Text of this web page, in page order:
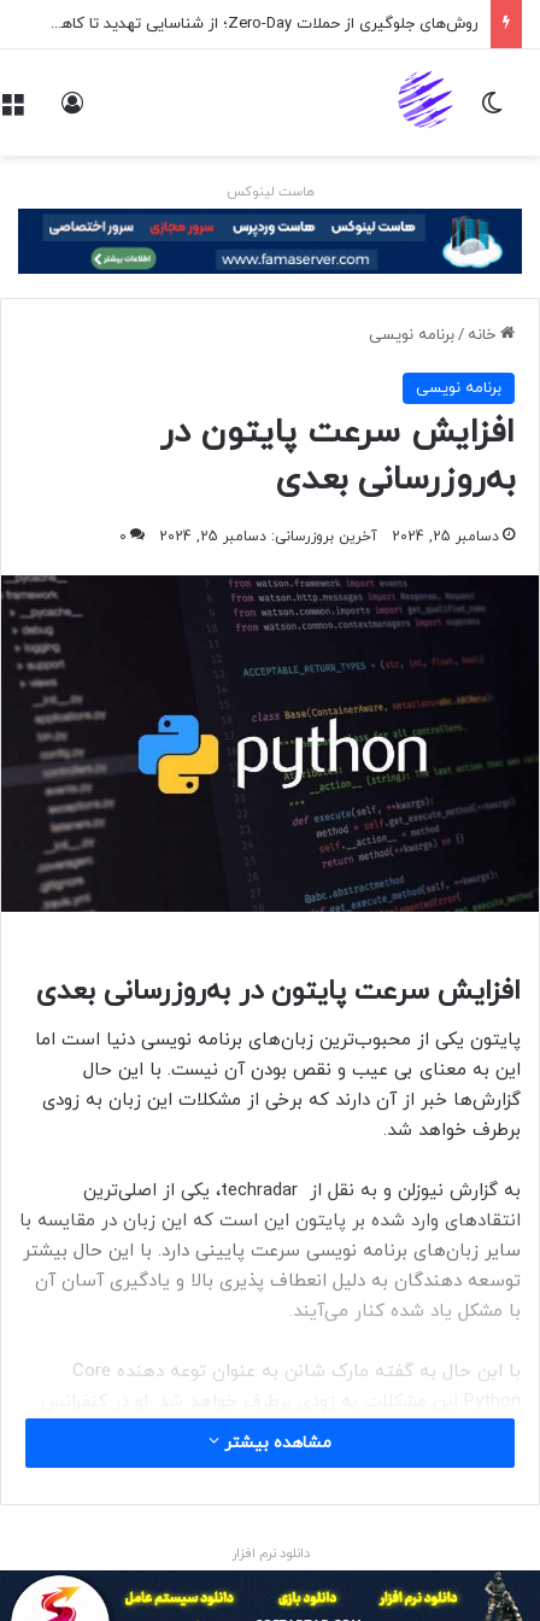
روش‌های جلوگیری از حملات Zero-Day؛ از شناسایی تهدید تا کاهش ریسک
تغییر پوسته
هاست لینوکس
خانه /برنامه نويسی
برنامه نويسی
افزایش سرعت پایتون در
به‌روزرسانی بعدی
دسامبر 25, 2024 آخرین بروزرسانی: دسامبر 25, 2024 0
افزایش سرعت پایتون در به‌روزرسانی بعدی
پایتون یکی از محبوب‌ترین زبان‌های برنامه نویسی دنیا است اما
این به معنای بی عیب و نقص بودن آن نیست. با این حال
گزارش‌ها خبر از آن دارند که برخی از مشکلات این زبان به زودی
برطرف خواهد شد.
به گزارش نیوزلن و به نقل از techradar، یکی از اصلی‌ترین
انتقادهای وارد شده بر پایتون این است که این زبان در مقایسه با
سایر زبان‌های برنامه نویسی سرعت پایینی دارد. با این حال بیشتر
توسعه دهندگان به دلیل انعطاف پذیری بالا و یادگیری آسان آن
با مشکل یاد شده کنار می‌آیند.
با این حال به گفته مارک شانن به عنوان توعه دهنده Core
دارد و در حال حاضر در مرحله بتا است، جزئیات جدیدی منتشر کرد
جالب است بدانید که نام‌های بزرگی برای رفع نقص‌های پایتون
مشاهده بیشتر
دانلود نرم افزار